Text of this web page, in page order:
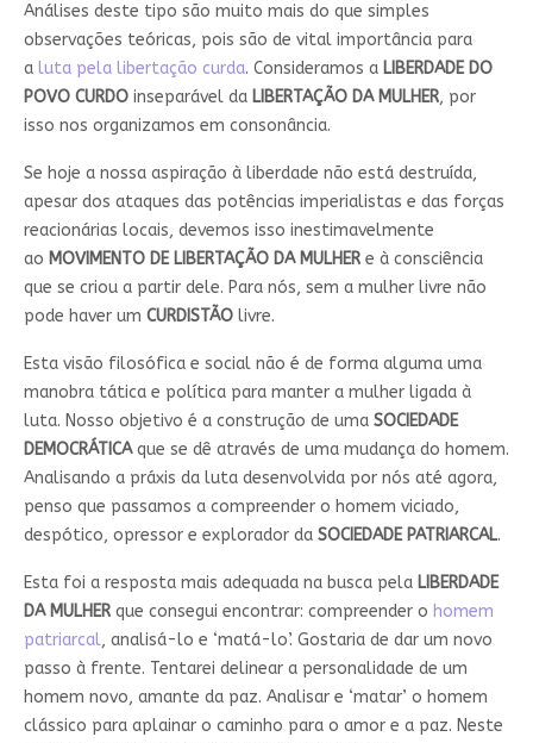
Análises deste tipo são muito mais do que simples
observações teóricas, pois são de vital importância para
a luta pela libertação curda. Consideramos a LIBERDADE DO
POVO CURDOinseparável da LIBERTAÇÃO DA MULHER, por
isso nos organizamos em consonância.
Se hoje a nossa aspiração à liberdade não está destruída,
apesar dos ataques das potências imperialistas e das forças
reacionárias locais, devemos isso inestimavelmente
ao MOVIMENTO DE LIBERTAÇÃO DA MULHERe à consciência
que se criou a partir dele. Para nós, sem a mulher livre não
pode haver um CURDISTÃOlivre.
Esta visão filosófica e social não é de forma alguma uma
manobra tática e política para manter a mulher ligada à
luta. Nosso objetivo é a construção de uma SOCIEDADE
DEMOCRÁTICAque se dê através de uma mudança do homem.
Analisando a práxis da luta desenvolvida por nós até agora,
penso que passamos a compreender o homem viciado,
despótico, opressor e explorador da SOCIEDADE PATRIARCAL.
Esta foi a resposta mais adequada na busca pela LIBERDADE
DA MULHERque consegui encontrar: compreender o homem
patriarcal, analisá-lo e ‘matá-lo’. Gostaria de dar um novo
passo à frente. Tentarei delinear a personalidade de um
homem novo, amante da paz. Analisar e ‘matar’ o homem
clássico para aplainar o caminho para o amor e a paz. Neste